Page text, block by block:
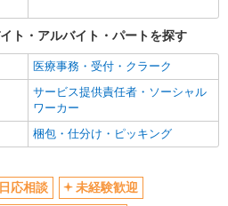
ト・アルバイト・パートを探す
医療事務・受付・クラーク
サービス提供責任者・ソーシャル
ワーカー
梱包・仕分け・ピッキング
応相談
未経験歓迎